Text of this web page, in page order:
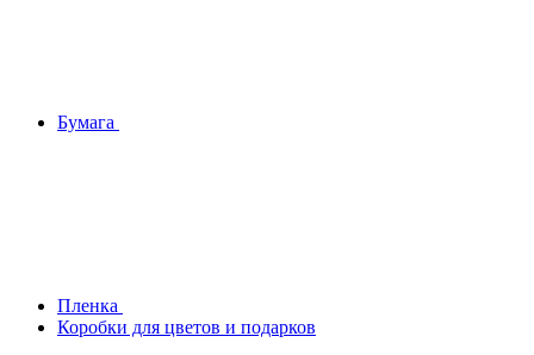
Бумага
Плeнка
Коробки для цветов и подарков